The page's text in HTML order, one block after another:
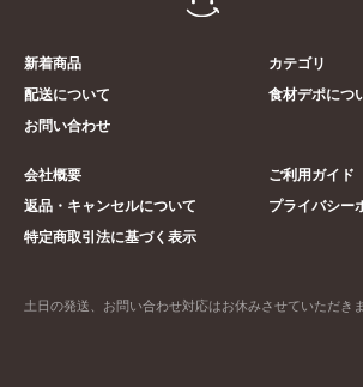
新着商品
カテゴリ
配送について
食材デポにつ
お問い合わせ
会社概要
ご利用ガイド
返品・キャンセルについて
プライバシー
特定商取引法に基づく表示
土日の発送、お問い合わせ対応はお休みさせていただきま